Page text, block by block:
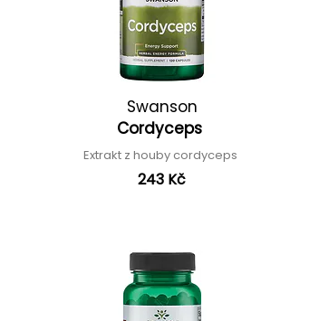
Swanson
Cordyceps
Extrakt z houby cordyceps
243 Kč